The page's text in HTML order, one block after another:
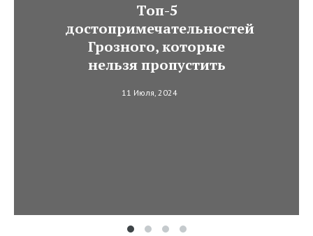
Топ-5
достопримечательностей
Грозного, которые
нельзя пропустить
11 Июля, 2024